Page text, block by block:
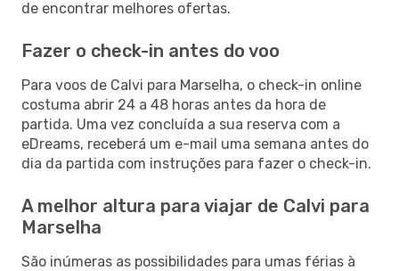
de encontrar melhores ofertas.
Fazer o check-in antes do voo
Para voos de Calvi para Marselha, o check-in online
costuma abrir 24 a 48 horas antes da hora de
partida. Uma vez concluída a sua reserva com a
eDreams, receberá um e-mail uma semana antes do
dia da partida com instruções para fazer o check-in.
A melhor altura para viajar de Calvi para
Marselha
São inúmeras as possibilidades para umas férias à